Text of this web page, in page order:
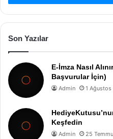
Son Yazılar
E-İmza Nasıl
Başvurular İçin)
Admin 1
Keşfedin
Admin 25